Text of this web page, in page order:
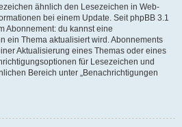
ähnlich den Lesezeichen in Web-
bei einem Update. Seit phpBB 3.1
Abonnement: du kannst eine
ein Thema aktualisiert wird. Abonnements
Aktualisierung eines Themas oder eines
für Lesezeichen und
Bereich unter „Benachrichtigungen